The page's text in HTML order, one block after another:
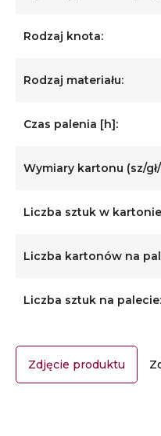
Rodzaj knota:
Rodzaj materiału:
Czas palenia [h]:
Wymiary kartonu (sz/
Liczba sztuk w
Liczba kartonów na
Liczba sztuk na palecie:
Zdjęcie produktu